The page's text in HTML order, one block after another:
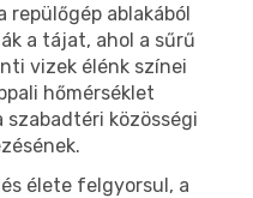
repülőgép ablakából
a tájat, ahol a sűrű
vizek élénk színei
hőmérséklet
szabadtéri közösségi
élete felgyorsul, a